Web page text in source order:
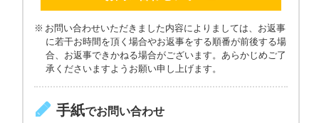
お問い合わせいただきました内容によりましては、お返事
に若干お時間を頂く場合やお返事をする順番が前後する場
合、お返事できかねる場合がございます。あらかじめご了
承くださいますようお願い申し上げます。
手紙でお問い合わせ